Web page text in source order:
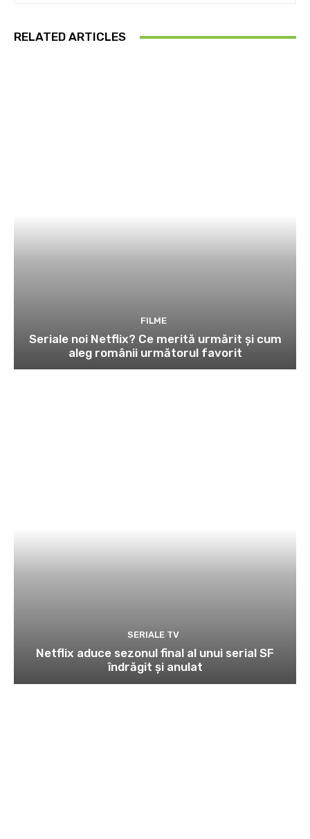
RELATED ARTICLES
FILME
Seriale noi Netflix? Ce merită urmărit și cum
aleg românii următorul favorit
SERIALE TV
Netflix aduce sezonul final al unui serial SF
îndrăgit și anulat